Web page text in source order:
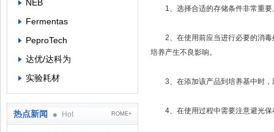
NEB
Fermentas
PeproTech
达优/达科为
实验耗材
热点新闻 Hot ROME+
1、选择合适的存储条件非常重要
2、在使用前应当进行必要的消毒
培养产生不良影响。
3、在添加该产品到培养基中时，
4、在使用过程中需要注意避光保